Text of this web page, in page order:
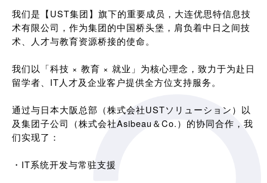
我们是【UST集团】旗下的重要成员，大连优思特信息技
术有限公司，作为集团的中国桥头堡，肩负着中日之间技
术、人才与教育资源桥接的使命。
我们以「科技 × 教育 × 就业」为核心理念，致力于为赴日
留学者、IT人才及企业客户提供全方位支持服务。
通过与日本大阪总部（株式会社USTソリューション）以
及集团子公司（株式会社Asibeau＆Co.）的协同合作，我
们实现了：
・IT系统开发与常驻支援